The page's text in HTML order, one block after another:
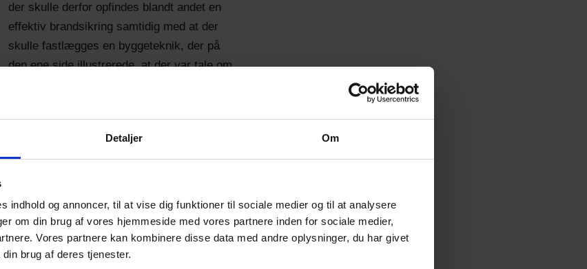
Detaljer Om
indhold og annoncer, til at vise dig funktioner til sociale medier og til at analysere
om din brug af vores hjemmeside med vores partnere inden for sociale medier,
Vores partnere kan kombinere disse data med andre oplysninger, du har givet
brug af deres tjenester.
der skulle derfor opfindes blandt andet en
effektiv brandsikring samtidig med at der
skulle fastlægges en byggeteknik, der på
den ene side illustrerede, at der var tale om
rekonstruktion af et langhus fra 1942 har lidt
Den 1000 år gamle vikingeborg er et af
Trelleborg betragtes i dag som en af
grundpillerne i samlingen af det danske rige.
Borgen er opført af Harald Blåtand omkring
år 980, og er den bedst bevarede, bedst